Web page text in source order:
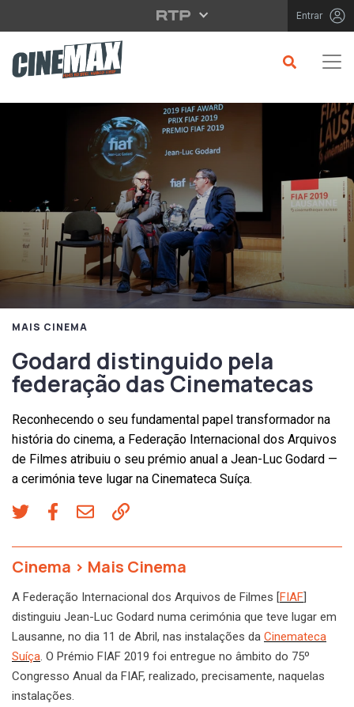
Saltar para o conteúdo principal Entrar
MAIS CINEMA
Godard distinguido pela
federação das Cinematecas
Reconhecendo o seu fundamental papel transformador na
história do cinema, a Federação Internacional dos Arquivos
de Filmes atribuiu o seu prémio anual a Jean-Luc Godard —
a cerimónia teve lugar na Cinemateca Suíça.
Cinema > Mais Cinema
A Federação Internacional dos Arquivos de Filmes [FIAF]
distinguiu Jean-Luc Godard numa cerimónia que teve lugar em
Lausanne, no dia 11 de Abril, nas instalações da Cinemateca
Suíça. O Prémio FIAF 2019 foi entregue no âmbito do 75º
Congresso Anual da FIAF, realizado, precisamente, naquelas
instalações.